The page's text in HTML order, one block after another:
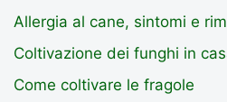
Allergia al cane, sintomi e
Coltivazione dei funghi in
Come coltivare le fragole